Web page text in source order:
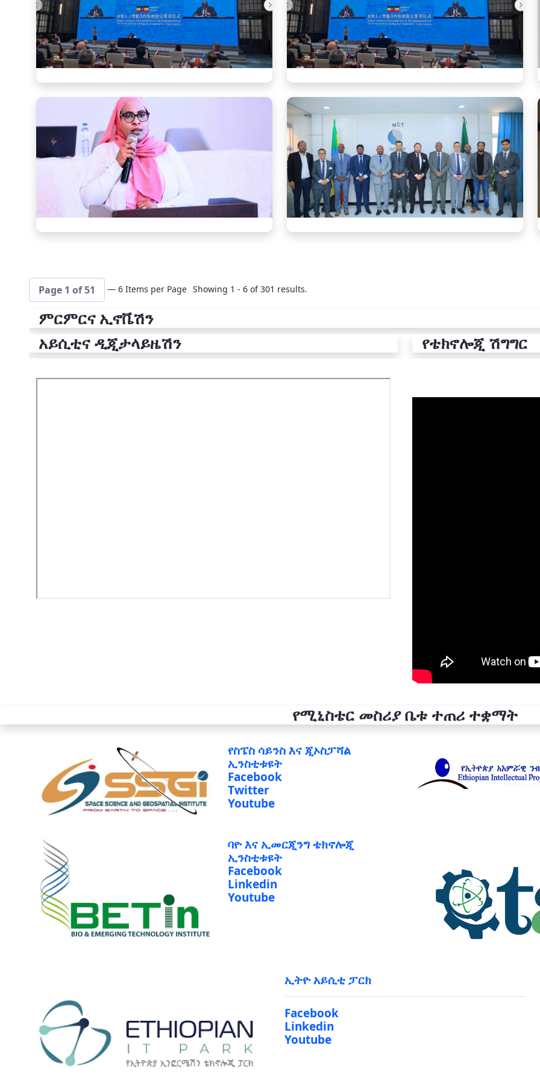
Page 1 of 51 — 6 Items per Page Showing 1 - 6 of 301 results.
ምርምርና ኢኖቬሽን
አይሲቲና ዲጂታላይዜሽን
የቴክኖሎጂ ሽግግር
የሚኒስቴር መስሪያ ቤቱ ተጠሪ ተቋማት
የስፔስ ሳይንስ እና ጂኦስፓሻል
ኢንስቲቱዩት
Facebook
Twitter
Youtube
ባዮ እና ኢመርጂንግ ቴክኖሎጂ
ኢንስቲቱዩት
Facebook
Linkedin
Youtube
ኢትዮ አይሲቲ ፓርክ
Facebook
Linkedin
Youtube